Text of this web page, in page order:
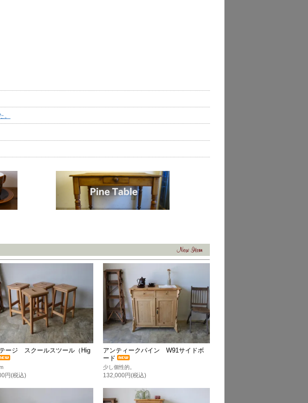
ージ スクールスツール（Hig
円(税込)
アンティークパイン W91サイドボ
ード
少し個性的。
132,000円(税込)